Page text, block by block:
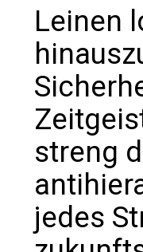
Leinen
streng
jedes